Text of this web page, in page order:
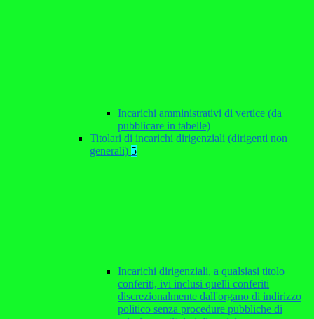
Incarichi amministrativi di vertice (da
pubblicare in tabelle)
Titolari di incarichi dirigenziali (dirigenti non
generali) 5
Incarichi dirigenziali, a qualsiasi titolo
conferiti, ivi inclusi quelli conferiti
discrezionalmente dall'organo di indirizzo
politico senza procedure pubbliche di